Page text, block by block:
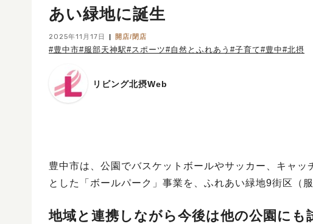
あい緑地に誕生
2025年11月17日 開店/閉店
#豊中市#服部天神駅#スポーツ#自然とふれあう #子育て#豊中#北摂
リビング北摂Web
豊中市は、公園でバスケットボールやサッカー、キャ
とした「ボールパーク」事業を、ふれあい緑地9街区（
地域と連携しながら今後は他の公園にも